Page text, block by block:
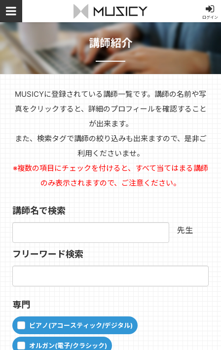
ログイン
講師紹介
MUSICYに登録されている講師一覧です。講師の名前や写
真をクリックすると、詳細のプロフィールを確認すること
が出来ます。
また、検索タグで講師の絞り込みも出来ますので、是非ご
利用くださいませ。
※複数の項目にチェックを付けると、すべて当てはまる講師
のみ表示されますので、ご注意ください。
講師名で検索
先生
フリーワード検索
専門
ピアノ(アコースティック/デジタル)
オルガン(電子/クラシック)